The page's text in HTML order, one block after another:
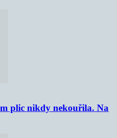
plic nikdy nekouřila. Na